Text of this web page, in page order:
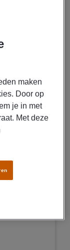
NIEUW
maken
Door op
je in met
Met deze